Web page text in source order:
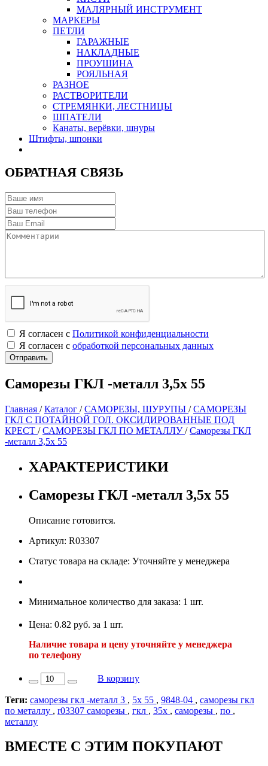
МАЛЯРНЫЙ ИНСТРУМЕНТ
МАРКЕРЫ
ПЕТЛИ
ГАРАЖНЫЕ
НАКЛАДНЫЕ
ПРОУШИНА
РОЯЛЬНАЯ
РАЗНОЕ
РАСТВОРИТЕЛИ
СТРЕМЯНКИ, ЛЕСТНИЦЫ
ШПАТЕЛИ
Канаты, верёвки, шнуры
Штифты, шпонки
ОБРАТНАЯ СВЯЗЬ
Я согласен с Политикой конфиденциальности
Я согласен с обработкой персональных данных
Саморезы ГКЛ -металл 3,5х 55
Главная /Каталог /САМОРЕЗЫ, ШУРУПЫ /САМОРЕЗЫ
ГКЛ С ПОТАЙНОЙ ГОЛ. ОКСИДИРОВАННЫЕ ПОД
КРЕСТ /САМОРЕЗЫ ГКЛ ПО МЕТАЛЛУ/Саморезы ГКЛ
-металл 3,5х 55
ХАРАКТЕРИСТИКИ
Саморезы ГКЛ -металл 3,5х 55
Описание готовится.
Артикул: R03307
Статус товара на складе: Уточняйте у менеджера
Минимальное количество для заказа: 1 шт.
Цена: 0.82 руб. за 1 шт.
Наличие товара и цену уточняйте у менеджера
по телефону
В корзину
Теги: саморезы гкл -металл 3 , 5х 55 , 9848-04 , саморезы гкл
по металлу , r03307 саморезы , гкл , 35х , саморезы , по ,
металлу
ВМЕСТЕ С ЭТИМ ПОКУПАЮТ